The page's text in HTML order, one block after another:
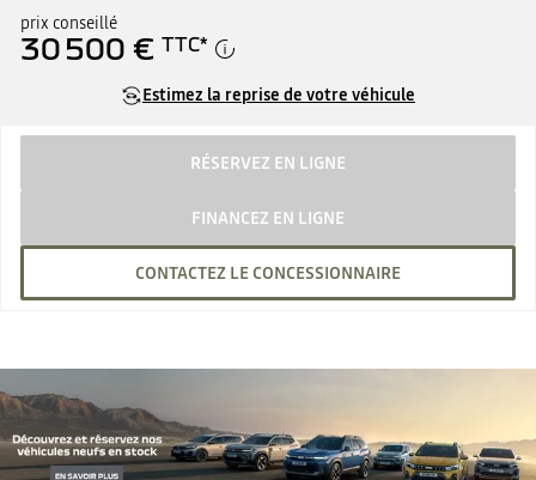
prix conseillé
30 500 € TTC*
Estimez la reprise de votre véhicule
RÉSERVEZ EN LIGNE
FINANCEZ EN LIGNE
CONTACTEZ LE CONCESSIONNAIRE